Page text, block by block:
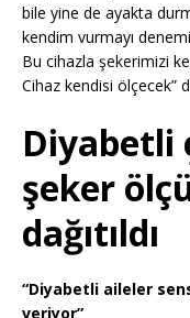
bile yine de ayakta
kendim vurmayı
Bu cihazla şekerimizi
Cihaz kendisi ölçecek”
Diyabetli
şeker
dağıtıldı
“Diyabetli aileler
veriyor”